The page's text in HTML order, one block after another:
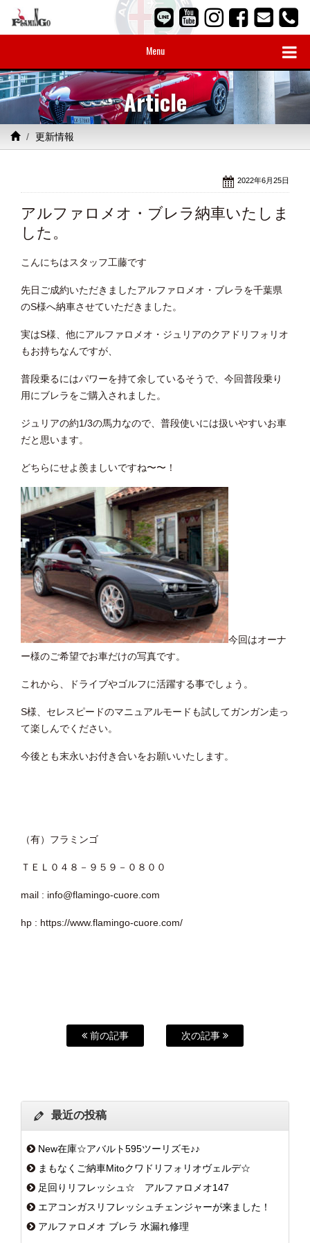
Menu
Article
更新情報
2022年6月25日
アルファロメオ・ブレラ納車いたしま
した。
こんにちはスタッフ工藤です
先日ご成約いただきましたアルファロメオ・ブレラを千葉県
のS様へ納車させていただきました。
実はS様、他にアルファロメオ・ジュリアのクアドリフォリオ
もお持ちなんですが、
普段乗るにはパワーを持て余しているそうで、今回普段乗り
用にブレラをご購入されました。
ジュリアの約1/3の馬力なので、普段使いには扱いやすいお車
だと思います。
どちらにせよ羨ましいですね〜〜！
今回はオーナ
ー様のご希望でお車だけの写真です。
これから、ドライブやゴルフに活躍する事でしょう。
S様、セレスピードのマニュアルモードも試してガンガン走っ
て楽しんでください。
今後とも末永いお付き合いをお願いいたします。
（有）フラミンゴ
ＴＥＬ０４８－９５９－０８００
mail : info@flamingo-cuore.com
hp : https://www.flamingo-cuore.com/
前の記事 次の記事
最近の投稿
New在庫☆アバルト595ツーリズモ♪♪
まもなくご納車Mitoクワドリフォリオヴェルデ☆
足回りリフレッシュ☆ アルファロメオ147
エアコンガスリフレッシュチェンジャーが来ました！
アルファロメオ ブレラ 水漏れ修理